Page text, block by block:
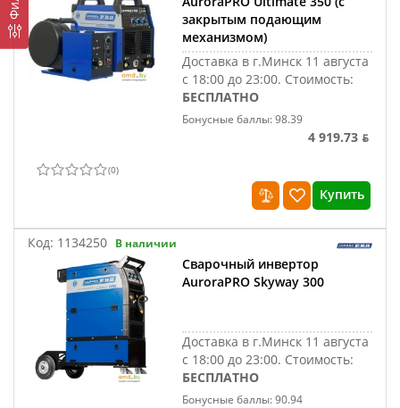
закрытым подающим
механизмом)
Доставка в г.Минск 11 августа
с 18:00 до 23:00. Стоимость:
БЕСПЛАТНО
Бонусные баллы: 98.39
4 919.73 ƃ
(0)
Купить
Код: 1134250 В наличии
Сварочный инвертор
AuroraPRO Skyway 300
Доставка в г.Минск 11 августа
с 18:00 до 23:00. Стоимость:
БЕСПЛАТНО
Бонусные баллы: 90.94